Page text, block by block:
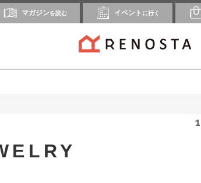
マガジンを読む イベント に行く
1